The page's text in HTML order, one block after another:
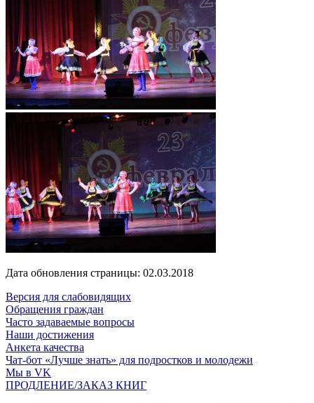
Дата обновления страницы: 02.03.2018
Версия для слабовидящих
Обращения граждан
Часто задаваемые вопросы
Наши достижения
Анкета качества
Чат-бот «Лучше знать» для подростков и молодежи
Мы в VK
ПРОДЛЕНИЕ/ЗАКАЗ КНИГ